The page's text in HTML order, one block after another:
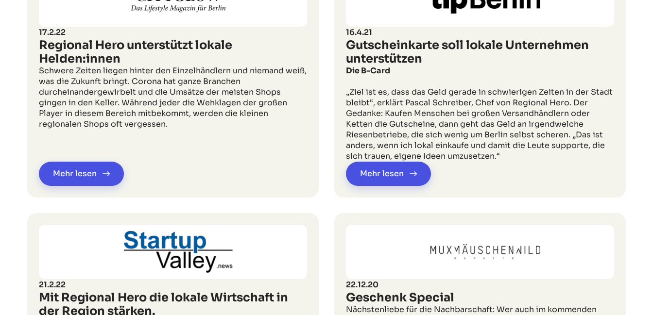
17.2.22
Regional Hero unterstützt lokale
Helden:innen
Schwere Zeiten liegen hinter den Einzelhändlern und niemand weiß,
was die Zukunft bringt. Corona hat ganze Branchen
durcheinandergewirbelt und die Umsätze der meisten Shops
gingen in den Keller. Während jeder die Wehklagen der großen
Player in diesem Bereich mitbekommt, werden die kleinen
regionalen Shops oft vergessen.
Mehr lesen
16.4.21
Gutscheinkarte soll lokale Unternehmen
unterstützen
Die B-Card
„Ziel ist es, dass das Geld gerade in schwierigen Zeiten in der Stadt
bleibt“, erklärt Pascal Schreiber, Chef von Regional Hero. Der
Gedanke: Kaufen Menschen bei großen Versandhändlern oder
Ketten die Gutscheine, dann geht das Geld an irgendwelche
Riesenbetriebe, die sich wenig um Berlin selbst scheren. „Das ist
anders, wenn ich lokal einkaufe und damit die Leute supporte, die
sich trauen, eigene Ideen umzusetzen.“
Mehr lesen
21.2.22
Mit Regional Hero die lokale Wirtschaft in
der Region stärken.
22.12.20
Geschenk Special
Nächstenliebe für die Nachbarschaft: Wer auch im kommenden